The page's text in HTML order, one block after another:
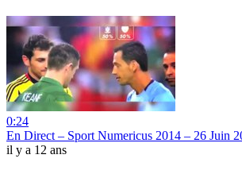
0:24
En Direct – Sport Numericus 2014 – 26 Juin
il y a 12 ans